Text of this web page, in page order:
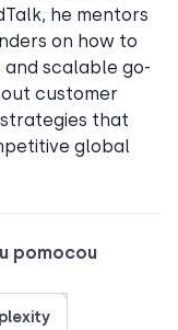
he mentors
on how to
scalable go-
customer
that
global
pomocou